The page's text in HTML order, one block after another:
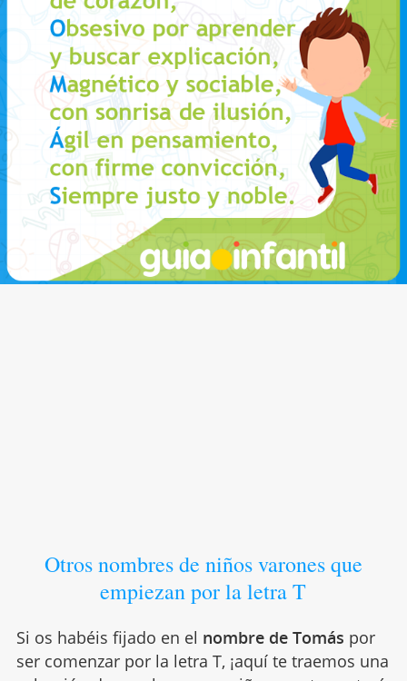
Otros nombres de niños varones que
empiezan por la letra T
Si os habéis fijado en el nombre de Tomás por
ser comenzar por la letra T, ¡aquí te traemos una